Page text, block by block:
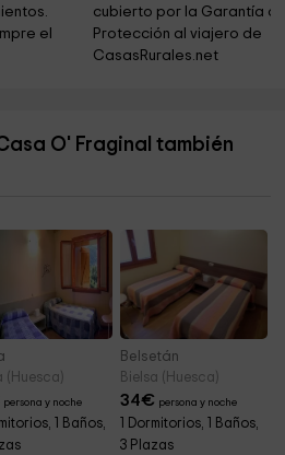
2,7 km
2,7 km
el
cubierto por la Garantía
Protección al viajero de
CasasRurales.net
O' Fraginal también
(Huesca)
persona y noche
1 Baños,
Belsetán
Bielsa (Huesca)
34€ persona y noche
1 Dormitorios, 1 Baños,
3 Plazas